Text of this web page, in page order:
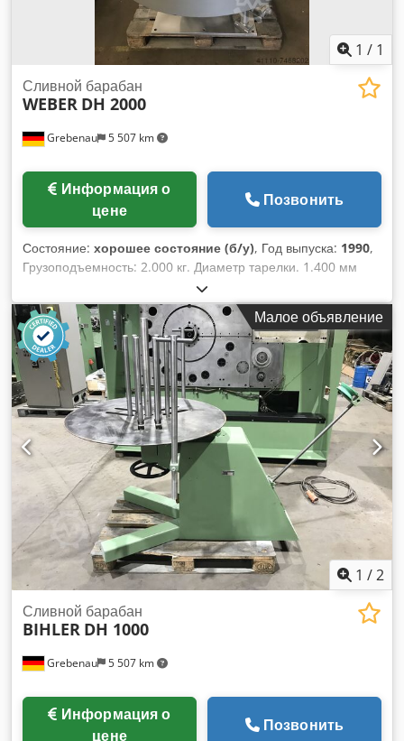
1 / 1
Grebenau 5 507 km
Сливной барабан
WEBER DH 2000
цене
Позвонить
Состояние: хорошее состояние (б/у), Год выпуска: 1990,
Грузоподъемность: 2.000 кг. Диаметр тарелки. 1.400 мм
Наружный диаметр катушек макс. 1.300 мм Внутренний
диаметр рулонов мин. 400 мм Dodpsid Sgmofx Ab Aeck
Высота катушки макс. 800 мм
Малое объявление
1 /2
Grebenau 5 507 km
Сливной барабан
BIHLER DH 1000
цене
Позвонить